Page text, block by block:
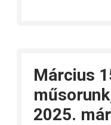
Március
2025.